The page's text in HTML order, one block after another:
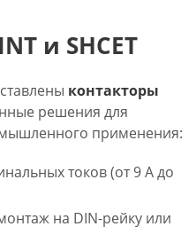
и SHCET
контакторы
решения для
применения:
токов (от 9 А до
на DIN-рейку или